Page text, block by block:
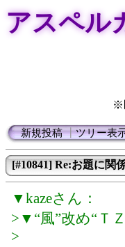
アスペル
※
新規投稿┃ツリー表
[#10841] Re:お題に関
▼kazeさん：
>▼“風”改め“Ｔ
>